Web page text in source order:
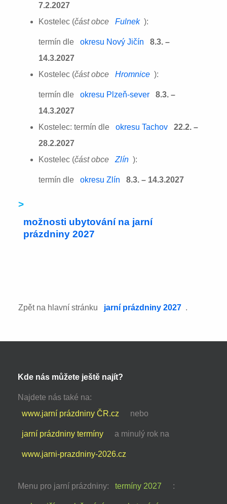
7.2.2027
Kostelec (část obce Fulnek ):
termín dle okresu Nový Jičín
8.3. –
14.3.2027
Kostelec (část obce Hromnice ):
termín dle okresu Plzeň-sever
8.3. –
14.3.2027
Kostelec: termín dle
okresu Tachov
22.2. –
28.2.2027
Kostelec (část obce Zlín ):
termín dle okresu Zlín 8.3. – 14.3.2027
>
možnosti ubytování na jarní
prázdniny 2027
Zpět na hlavní stránku jarní prázdniny 2027 .
Kde nás můžete ještě najít?
Najdete nás také na:
www.jarní prázdniny ČR.cz
nebo
jarní prázdniny termíny a minulý rok na
www.jarni-prazdniny-2026.cz
Menu pro jarní prázdniny: termíny 2027 :